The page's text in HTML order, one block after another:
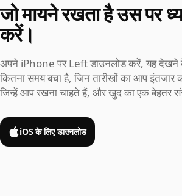
जो मायने रखता है उस पर
करें।
अपने iPhone पर Left डाउनलोड करें, यह देखने
कितना समय बचा है, जिन तारीखों का आप इंतजार
जिन्हें आप रखना चाहते हैं, और खुद का एक बेहतर
iOS के लिए डाउनलोड